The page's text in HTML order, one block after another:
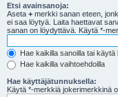
Etsi avainsanoja:
Aseta + merkki sanan eteen,
ei saa löytyä. Laita haettavat
sanan on löydyttävä. Käytä *-
Hae kaikilla sanoilla tai
Hae kaikilla vaihtoehdoilla
Hae käyttäjätunnuksella:
Käytä *-merkkiä jokerimerkkinä